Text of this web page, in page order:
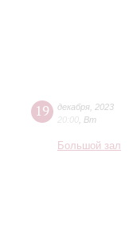
19 декабря 2023
20:00 Вт
Большой зал